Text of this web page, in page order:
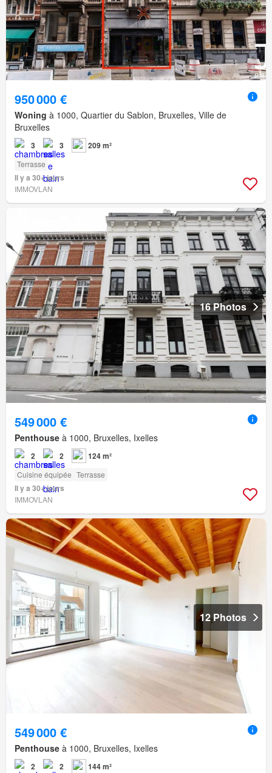
950 000 €
Woning à 1000, Quartier du Sablon, Bruxelles, Ville de
Bruxelles
3 3 209 m²
Terrasse
Il y a 30+ jours
IMMOVLAN
16 Photos
549 000 €
Penthouse à 1000, Bruxelles, Ixelles
2 2 124 m²
Cuisine équipée Terrasse
Il y a 30+ jours
IMMOVLAN
12 Photos
549 000 €
Penthouse à 1000, Bruxelles, Ixelles
2 2 144 m²